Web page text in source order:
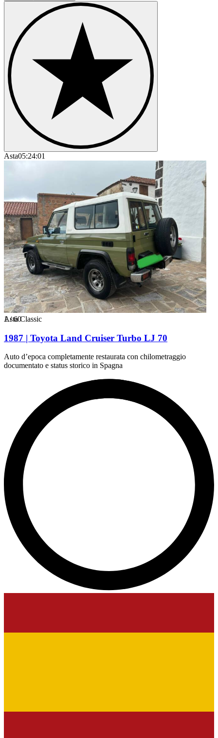
Asta05:24:01
1/60
Asta Classic
1987 | Toyota Land Cruiser Turbo LJ 70
Auto d’epoca completamente restaurata con chilometraggio
documentato e status storico in Spagna